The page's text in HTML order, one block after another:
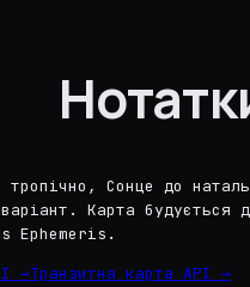
тропічно, Сонце до
Карта
Ephemeris.
→Транзитна карта API →